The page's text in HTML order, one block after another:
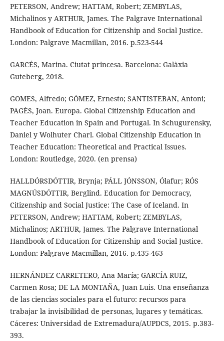
PETERSON, Andrew; HATTAM, Robert; ZEMBYLAS,
Michalinos y ARTHUR, James. The Palgrave International
Handbook of Education for Citizenship and Social Justice.
London: Palgrave Macmillan, 2016. p.523-544
GARCÉS, Marina. Ciutat princesa. Barcelona: Galàxia
Guteberg, 2018.
GOMES, Alfredo; GÓMEZ, Ernesto; SANTISTEBAN, Antoni;
PAGÈS, Joan. Europa. Global Citizenship Education and
Teacher Education in Spain and Portugal. In Schugurensky,
Daniel y Wolhuter Charl. Global Citizenship Education in
Teacher Education: Theoretical and Practical Issues.
London: Routledge, 2020. (en prensa)
HALLDÓRSDÓTTIR, Brynja; PÁLL JÓNSSON, Ólafur; RÓS
MAGNÚSDÓTTIR, Berglind. Education for Democracy,
Citizenship and Social Justice: The Case of Iceland. In
PETERSON, Andrew; HATTAM, Robert; ZEMBYLAS,
Michalinos; ARTHUR, James. The Palgrave International
Handbook of Education for Citizenship and Social Justice.
London: Palgrave Macmillan, 2016. p.435-463
HERNÁNDEZ CARRETERO, Ana María; GARCÍA RUIZ,
Carmen Rosa; DE LA MONTAÑA, Juan Luis. Una enseñanza
de las ciencias sociales para el futuro: recursos para
trabajar la invisibilidad de personas, lugares y temáticas.
Cáceres: Universidad de Extremadura/AUPDCS, 2015. p.383-
393.